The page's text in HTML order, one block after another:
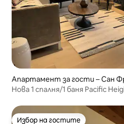
Апартамент за гости – Сан
Нова 1 спалня/1 баня Pacific
Избор на гостите